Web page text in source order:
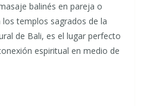
balinés en pareja o
templos sagrados de la
de Bali, es el lugar perfecto
espiritual en medio de